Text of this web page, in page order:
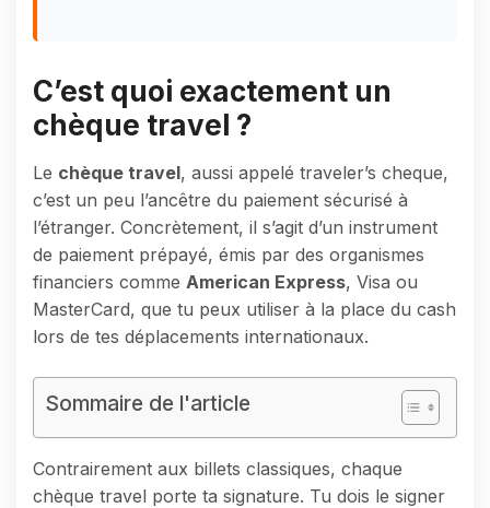
C’est quoi exactement un
chèque travel ?
Le chèque travel, aussi appelé traveler’s cheque,
c’est un peu l’ancêtre du paiement sécurisé à
l’étranger. Concrètement, il s’agit d’un instrument
de paiement prépayé, émis par des organismes
financiers comme American Express, Visa ou
MasterCard, que tu peux utiliser à la place du cash
lors de tes déplacements internationaux.
Sommaire de l'article
Contrairement aux billets classiques, chaque
chèque travel porte ta signature. Tu dois le signer